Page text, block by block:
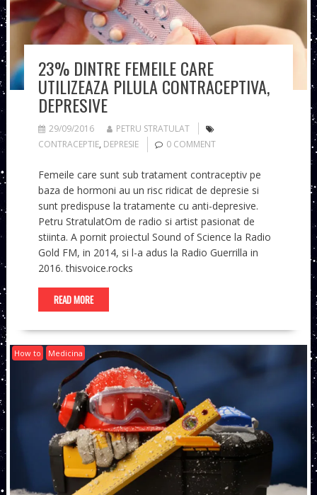
23% DINTRE FEMEILE CARE
UTILIZEAZA PILULA CONTRACEPTIVA,
DEPRESIVE
29/09/2016
PETRU STRATULAT
CONTRACEPTIE, DEPRESIE 0 COMMENT
Femeile care sunt sub tratament contraceptiv pe
baza de hormoni au un risc ridicat de depresie si
sunt predispuse la tratamente cu anti-depresive.
Petru StratulatOm de radio si artist pasionat de
stiinta. A pornit proiectul Sound of Science la Radio
Gold FM, in 2014, si l-a adus la Radio Guerrilla in
2016. thisvoice.rocks
READ MORE
How to Medicina